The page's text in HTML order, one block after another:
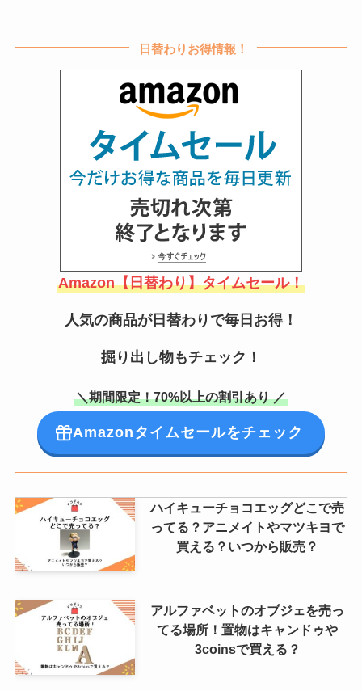
ーのヨガブロックは踏み台の代用
ウルリスは販売終了？なぜ？販売
店はどこ？ドンキやマツキヨで買
える？口コミも調査
日替わりお得情報！
Amazon【日替わり】タイムセール！
人気の商品が日替わりで毎日お得！
掘り出し物もチェック！
＼期間限定！70%以上の割引あり ／
Amazonタイムセールをチェック
ハイキューチョコエッグどこで売
ってる？アニメイトやマツキヨで
買える？いつから販売？
アルファベットのオブジェを売っ
てる場所！置物はキャンドゥや
3coinsで買える？